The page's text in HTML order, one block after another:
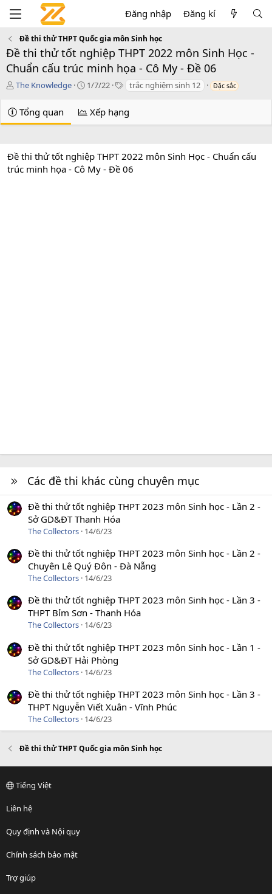
Đăng nhập Đăng kí
Đề thi thử THPT Quốc gia môn Sinh học
Đề thi thử tốt nghiệp THPT 2022 môn Sinh Học -
Chuẩn cấu trúc minh họa - Cô My - Đề 06
T
g
i
The Knowledge
C
a
t
n
d
1/7/22
T
s
trắc nghiệm sinh 12 Đặc sắc
Tổng quan Xếp hạng
Đề thi thử tốt nghiệp THPT 2022 môn Sinh Học - Chuẩn cấu
trúc minh họa - Cô My - Đề 06
Các đề thi khác cùng chuyên mục
Đề thi thử tốt nghiệp THPT 2023 môn Sinh học - Lần 2 -
Sở GD&ĐT Thanh Hóa
The Collectors 14/6/23
Đề thi thử tốt nghiệp THPT 2023 môn Sinh học - Lần 2 -
Chuyên Lê Quý Đôn - Đà Nẵng
The Collectors 14/6/23
Đề thi thử tốt nghiệp THPT 2023 môn Sinh học - Lần 3 -
THPT Bỉm Sơn - Thanh Hóa
The Collectors 14/6/23
Đề thi thử tốt nghiệp THPT 2023 môn Sinh học - Lần 1 -
Sở GD&ĐT Hải Phòng
The Collectors 14/6/23
Đề thi thử tốt nghiệp THPT 2023 môn Sinh học - Lần 3 -
THPT Nguyễn Viết Xuân - Vĩnh Phúc
The Collectors 14/6/23
Đề thi thử THPT Quốc gia môn Sinh học
Tiếng Việt
Liên hệ
Quy định và Nội quy
Chính sách bảo mật
Trợ giúp